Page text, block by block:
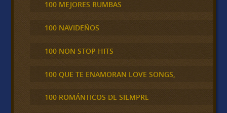
100 MEJORES RUMBAS
100 NAVIDEÑOS
100 NON STOP HITS
100 QUE TE ENAMORAN LOVE SONGS,
100 ROMÁNTICOS DE SIEMPRE